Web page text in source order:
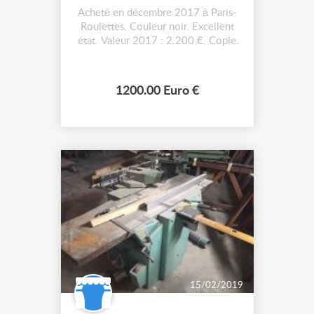
Acheté en décembre 2017 à Paris-
Roulettes. Couleur noir. Excellent
état. Valeur 2017 : 2.200 €. Copie
EN131-7-2011 - Marches en bois
antidérapant d'épaisseur 17mm, et
Espacement régulier entre les
1200.00 Euro €
15/02/2019